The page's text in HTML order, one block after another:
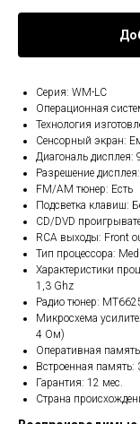
Серия: WM-LC
Операционная
Технология
Сенсорный экран:
Диагональ дисплея:
Разрешение
FM/AM тюнер: Есть
Подсветка клавиш:
CD/DVD
RCA выходы: Front
Тип процессора:
Характеристики
1,3 Ghz
Радио тюнер:
Микросхема
4 Ом)
Оперативная
Встроенная память:
Гарантия: 12 мес.
Страна